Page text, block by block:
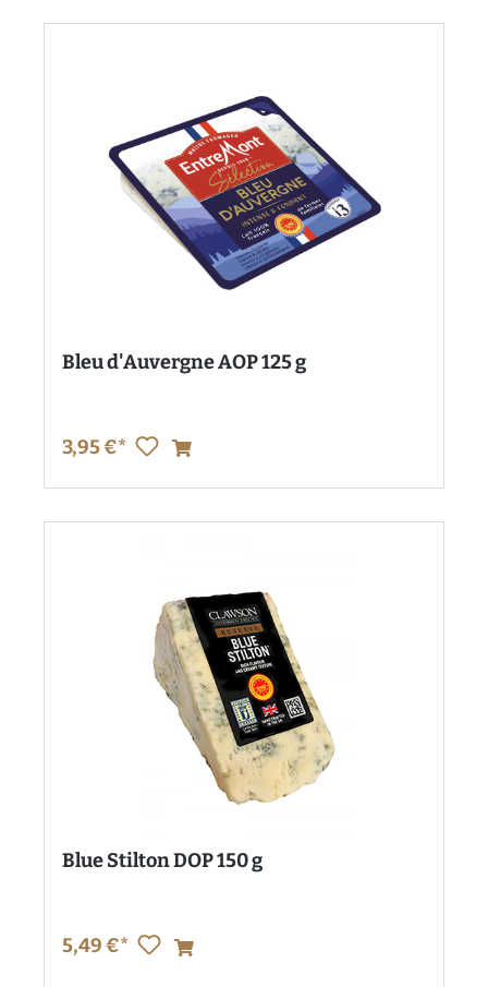
Bleu d'Auvergne AOP 125 g
3,95 €*
Blue Stilton DOP 150 g
5,49 €*